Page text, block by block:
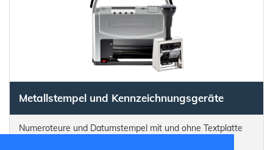
Metallstempel und Kennzeichnungsgeräte
Numeroteure und Datumstempel mit und ohne Textplatte